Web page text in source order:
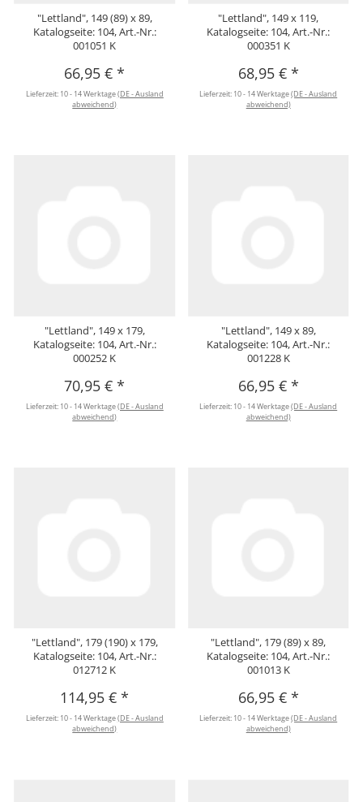
"Lettland", 149 (89) x 89,
Katalogseite: 104, Art.-Nr.:
001051 K
66,95 €*
Lieferzeit: 10 - 14 Werktage(DE - Ausland
abweichend)
"Lettland", 149 x 119,
Katalogseite: 104, Art.-Nr.:
000351 K
68,95 € *
Lieferzeit: 10 - 14 Werktage(DE - Ausland
abweichend)
"Lettland", 149 x 179,
Katalogseite: 104, Art.-Nr.:
000252 K
70,95 €*
Lieferzeit: 10 - 14 Werktage(DE - Ausland
abweichend)
"Lettland", 149 x 89,
Katalogseite: 104, Art.-Nr.:
001228 K
66,95 € *
Lieferzeit: 10 - 14 Werktage(DE - Ausland
abweichend)
"Lettland", 179 (190) x 179,
Katalogseite: 104, Art.-Nr.:
012712 K
114,95 €*
Lieferzeit: 10 - 14 Werktage(DE - Ausland
abweichend)
"Lettland", 179 (89) x 89,
Katalogseite: 104, Art.-Nr.:
001013 K
66,95 € *
Lieferzeit: 10 - 14 Werktage(DE - Ausland
abweichend)